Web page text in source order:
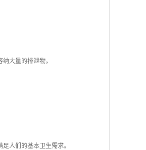
大量的排泄物。
人们的基本卫生需求。